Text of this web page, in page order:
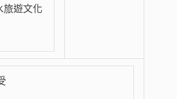
旅遊文化